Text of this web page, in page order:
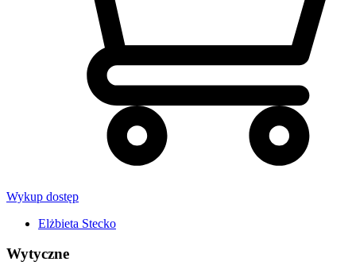
Wykup dostęp
Elżbieta Stecko
Wytyczne